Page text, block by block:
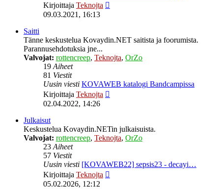
Kirjoittaja Teknojta
09.03.2021, 16:13
Saitti
Tänne keskustelua Kovaydin.NET saitista ja foorumista.
Parannusehdotuksia jne...
Valvojat: rottencreep, Teknojta, OrZo
19Aiheet
81 Viestit
Uusin viesti KOVAWEB katalogi Bandcampissa
Kirjoittaja Teknojta
02.04.2022, 14:26
Julkaisut
Keskustelua Kovaydin.NETin julkaisuista.
Valvojat: rottencreep, Teknojta, OrZo
23Aiheet
57 Viestit
Uusin viesti [KOVAWEB22] sepsis23 - decayi…
Kirjoittaja Teknojta
05.02.2026, 12:12